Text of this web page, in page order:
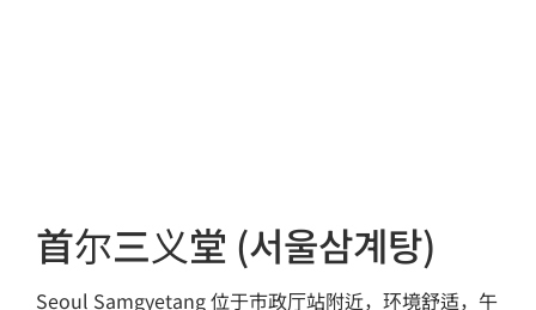
首尔三义堂 (서울삼계탕)
Seoul Samgyetang 位于市政厅站附近，环境舒适，午